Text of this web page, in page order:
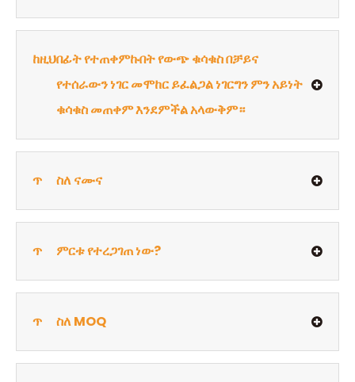
ከዚህበፊት የተጠቀምኩበት የውጭ ቁሳቁስ በቻይና
የተሰራውን ነገር መሞከር ይፈልጋል ነገርግን ምን አይነት
ቁሳቁስ መጠቀም እንደምችል አላውቅም።
ጥ ስለ ናሙና
ጥ ምርቱ የተረጋገጠ ነው?
ጥ ስለ MOQ